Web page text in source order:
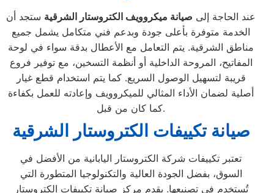
عند الحاجة إلى صيانة ميكروويف الكتروستار الشرقية ستجد أن
الخدمة متوفرة بأعلى جودة وبدعم فني متكامل يشمل جميع
مناطق الشرقية. يتم التعامل مع الأعطال بدقة سواء في لوحة
المفاتيح، المروحة الداخلية أو أنظمة التسخين، مع توفير فروع
قريبة لتسهيل الوصول السريع. كما يتم استخدام قطع غيار
أصلية لضمان الأداء المثالي للميكروويف وإعادته للعمل بكفاءة
كما كان من قبل.
صيانة تكييفات الكتروستار الشرقية
تعتبر تكييفات شركة الكتروستار اليابانية من الأفضل في
السوق، بفضل الجودة العالية والتكنولوجيا المتطورة التي
تُستخدم في تصنيعها. يقدم مركز صيانة تكييفات الكتروستار